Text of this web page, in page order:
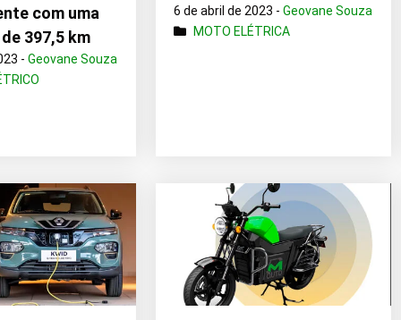
com uma
397,5 km
-Geovane Souza
6 de abril de 2023 -Geovane Souza
MOTO ELÉTRICA